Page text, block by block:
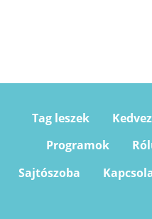
Tag leszek
Programok
Sajtószoba